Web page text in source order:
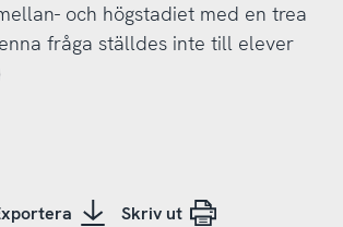
och högstadiet med en trea
fråga ställdes inte till elever
Skriv ut